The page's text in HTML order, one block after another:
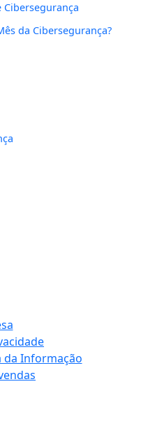
Cibersegurança
da Cibersegurança?
da Informação